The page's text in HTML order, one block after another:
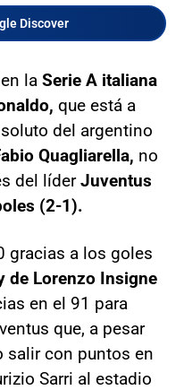
Discover
la Serie A italiana
que está a
del argentino
Quagliarella, no
del líderJuventus
(2-1).
gracias a los goles
de Lorenzo Insigne
en el 91 para
que, a pesar
salir con puntos en
Sarri al estadio